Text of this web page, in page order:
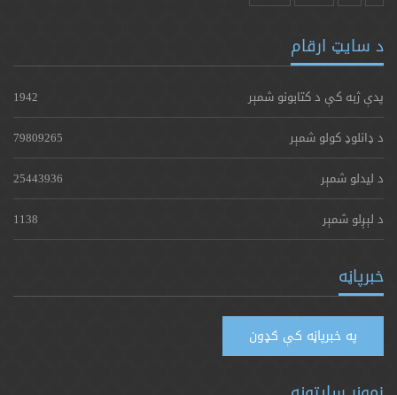
د سایټ ارقام
پدې ژبه کې د کتابونو شمېر
1942
د ډانلوډ کولو شمېر
79809265
د لیدلو شمېر
25443936
د لېږلو شمېر
1138
خبرپاڼه
په خبرپاڼه کې ګډون